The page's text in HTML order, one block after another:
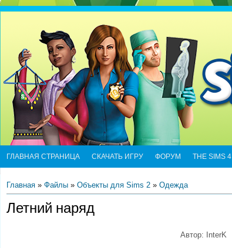
ГЛАВНАЯ СТРАНИЦА СКАЧАТЬ ИГРУ ФОРУМ THE SIMS 4
Главная » Файлы » Объекты для Sims 2 » Одежда
Летний наряд
Автор: InterK